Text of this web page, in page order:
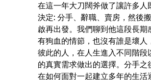
在這一年大刀闊斧做了讓許多人
決定: 分手、辭職、賣房，然後
啟再出發。我們聊到他這段長期
有狗血的情節，也沒有誰是壞人
彼此的人，在人生進入不同階段
的真實需求做出的選擇。分手之
在如何面對一起建立多年的生活